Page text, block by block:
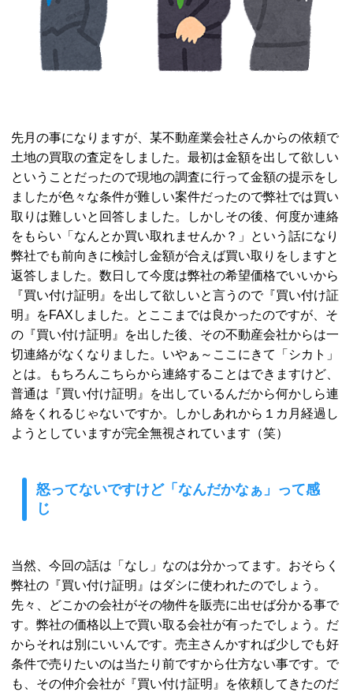
先月の事になりますが、某不動産業会社さんからの依頼で
土地の買取の査定をしました。最初は金額を出して欲しい
ということだったので現地の調査に行って金額の提示をし
ましたが色々な条件が難しい案件だったので弊社では買い
取りは難しいと回答しました。しかしその後、何度か連絡
をもらい「なんとか買い取れませんか？」という話になり
弊社でも前向きに検討し金額が合えば買い取りをしますと
返答しました。数日して今度は弊社の希望価格でいいから
『買い付け証明』を出して欲しいと言うので『買い付け証
明』をFAXしました。とここまでは良かったのですが、そ
の『買い付け証明』を出した後、その不動産会社からは一
切連絡がなくなりました。いやぁ～ここにきて「シカト」
とは。もちろんこちらから連絡することはできますけど、
普通は『買い付け証明』を出しているんだから何かしら連
絡をくれるじゃないですか。しかしあれから１カ月経過し
ようとしていますが完全無視されています（笑）
怒ってないですけど「なんだかなぁ」って感
じ
当然、今回の話は「なし」なのは分かってます。おそらく
弊社の『買い付け証明』はダシに使われたのでしょう。
先々、どこかの会社がその物件を販売に出せば分かる事で
す。弊社の価格以上で買い取る会社が有ったでしょう。だ
からそれは別にいいんです。売主さんかすれば少しでも好
条件で売りたいのは当たり前ですから仕方ない事です。で
も、その仲介会社が『買い付け証明』を依頼してきたのだ